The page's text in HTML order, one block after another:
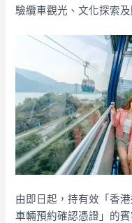
驗纜車觀光、文化探索及
由即日起，持有效「香
車輛預約確認憑證」的